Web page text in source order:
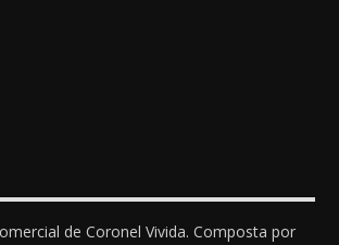
de Coronel Vivida. Composta por